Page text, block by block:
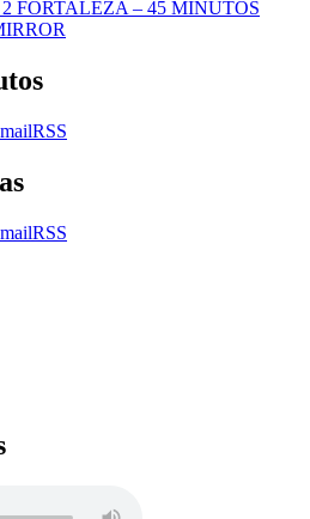
FORTALEZA – 45 MINUTOS
RSS
RSS